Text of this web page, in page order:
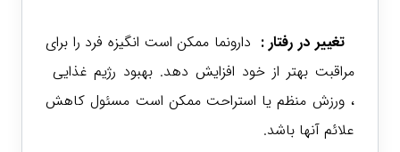
تغییر در رفتار : دارونما ممکن است انگیزه فرد را برای
مراقبت بهتر از خود افزایش دهد. بهبود رژیم غذایی
،ورزش منظم یا استراحت ممکن است مسئول کاهش
علائم آنها باشد.